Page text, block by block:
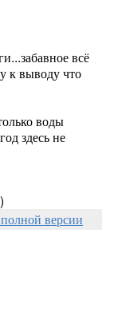
всё
к выводу что
воды
здесь не
версии